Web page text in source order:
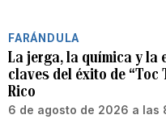
FARÁNDULA
La jerga, la química y la
claves del éxito de “Toc
Rico
6 de agosto de 2026 a las